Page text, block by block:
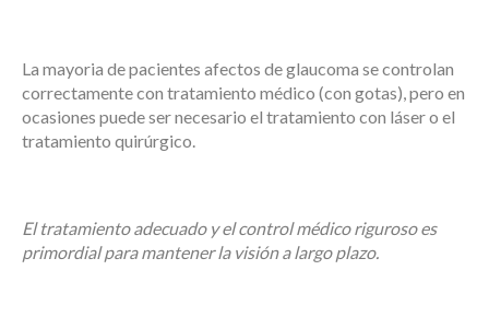
La mayoria de pacientes afectos de glaucoma se controlan
correctamente con tratamiento médico (con gotas), pero en
ocasiones puede ser necesario el tratamiento con láser o el
tratamiento quirúrgico.
El tratamiento adecuado y el control médico riguroso es
primordial para mantener la visión a largo plazo.